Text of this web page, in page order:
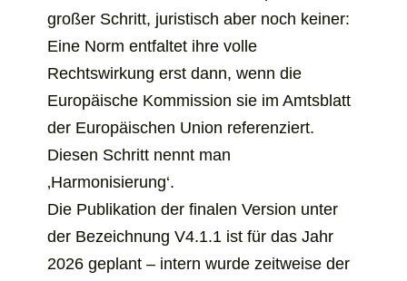
sich
in
einem
neuen
Tab
großer Schritt, juristisch aber noch keiner:
Eine Norm entfaltet ihre volle
Rechtswirkung erst dann, wenn die
Europäische Kommission sie im Amtsblatt
der Europäischen Union referenziert.
Diesen Schritt nennt man
‚Harmonisierung‘.
Die Publikation der finalen Version unter
der Bezeichnung V4.1.1 ist für das Jahr
2026 geplant – intern wurde zeitweise der